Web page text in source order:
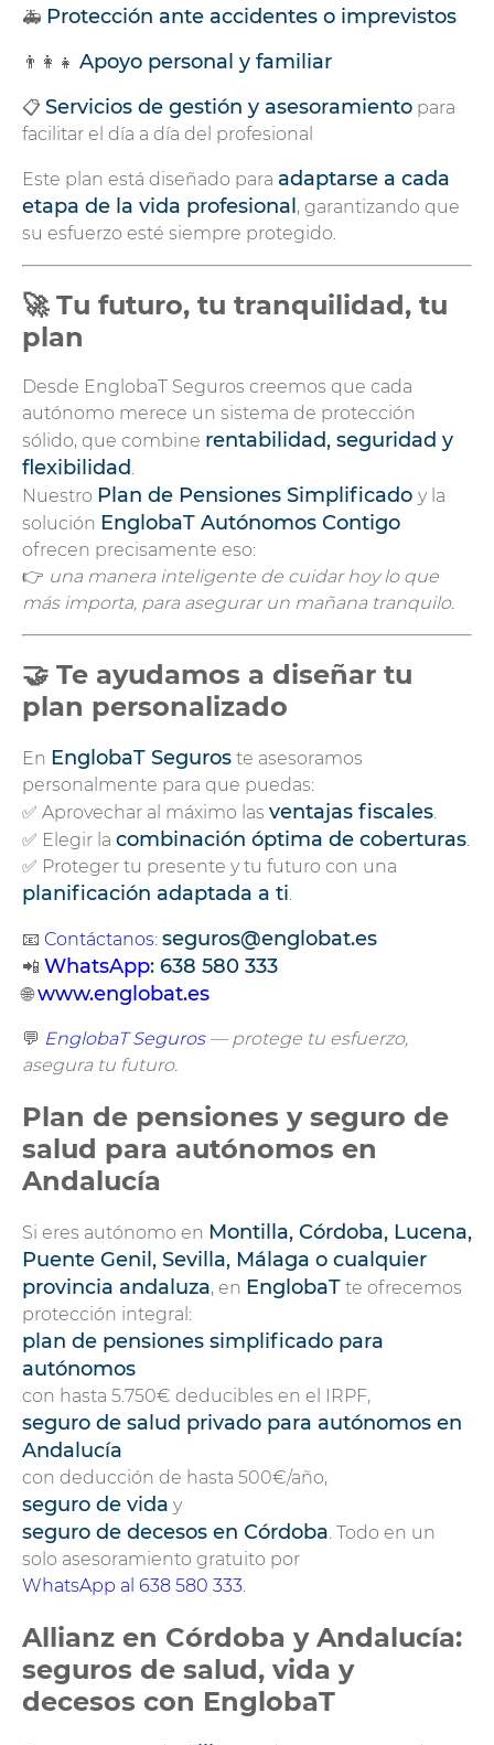
🚑 Protección ante accidentes o imprevistos
👨‍👩‍👧 Apoyo personal y familiar
📋 Servicios de gestión y asesoramiento para
facilitar el día a día del profesional
Este plan está diseñado para adaptarse a cada
etapa de la vida profesional, garantizando que
su esfuerzo esté siempre protegido.
🚀 Tu futuro, tu tranquilidad, tu
plan
Desde EnglobaT Seguros creemos que cada
autónomo merece un sistema de protección
sólido, que combine rentabilidad, seguridad y
flexibilidad.
Nuestro Plan de Pensiones Simplificado y la
solución EnglobaT Autónomos Contigo
ofrecen precisamente eso:
👉 una manera inteligente de cuidar hoy lo que
más importa, para asegurar un mañana tranquilo.
🤝 Te ayudamos a diseñar tu
plan personalizado
En EnglobaT Seguros te asesoramos
personalmente para que puedas:
✅ Aprovechar al máximo las ventajas fiscales.
✅ Elegir la combinación óptima de coberturas.
✅ Proteger tu presente y tu futuro con una
planificación adaptada a ti.
📧 Contáctanos: seguros@englobat.es
📲 WhatsApp: 638 580 333
🌐www.englobat.es
💬 EnglobaT Seguros— protege tu esfuerzo,
asegura tu futuro.
Plan de pensiones y seguro de
salud para autónomos en
Andalucía
Si eres autónomo en Montilla, Córdoba, Lucena,
Puente Genil, Sevilla, Málaga o cualquier
provincia andaluza, en EnglobaT te ofrecemos
protección integral:
plan de pensiones simplificado para
autónomos
con hasta 5.750€ deducibles en el IRPF,
seguro de salud privado para autónomos en
Andalucía
con deducción de hasta 500€/año,
seguro de vida y
seguro de decesos en Córdoba. Todo en un
solo asesoramiento gratuito por
WhatsApp al 638 580 333.
Allianz en Córdoba y Andalucía:
seguros de salud, vida y
decesos con EnglobaT